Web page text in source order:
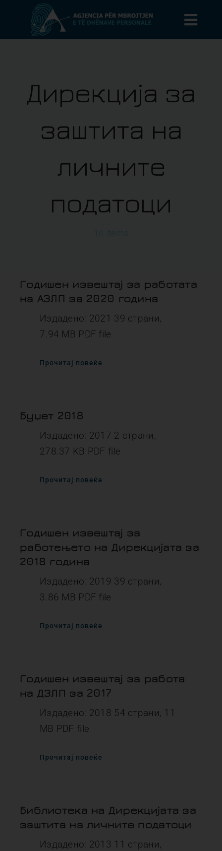
content
Search
Kontrolluesit
Дирекција за
заштита на
личните
податоци
Годишен извештај за работата
на АЗЛП за 2020 година
Издадено: 2021 39 страни,
7.94 MB PDF file
Прочитај повеќе
Буџет 2018
Издадено: 2017 2 страни,
278.37 KB PDF file
Прочитај повеќе
Годишен извештај за
работењето на Дирекцијата за
2018 година
Издадено: 2019 39 страни,
3.86 MB PDF file
Прочитај повеќе
Годишен извештај за работа
на ДЗЛП за 2017
Издадено: 2018 54 страни, 11
MB PDF file
Прочитај повеќе
Библиотека на Дирекцијата за
заштита на личните податоци
Издадено: 2013 11 страни,